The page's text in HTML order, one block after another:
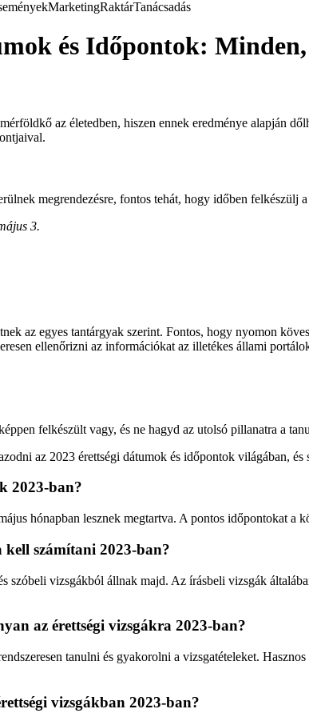
MarketingRaktárTanácsadás
és Időpontok:
az életedben, hiszen ennek eredménye alapján
megrendezésre, fontos tehát, hogy időben felkészülj
3.
az egyes tantárgyak szerint. Fontos, hogy nyomon
ellenőrizni az információkat az illetékes állami
felkészült vagy, és ne hagyd az utolsó pillanatra a
az 2023 érettségi dátumok és időpontok világában,
2023-ban?
hónapban lesznek megtartva. A pontos időpontokat
számítani 2023-ban?
szóbeli vizsgákból állnak majd. Az írásbeli vizsgák
az érettségi vizsgákra 2023-ban?
tanulni és gyakorolni a vizsgatételeket.
vizsgákban 2023-ban?